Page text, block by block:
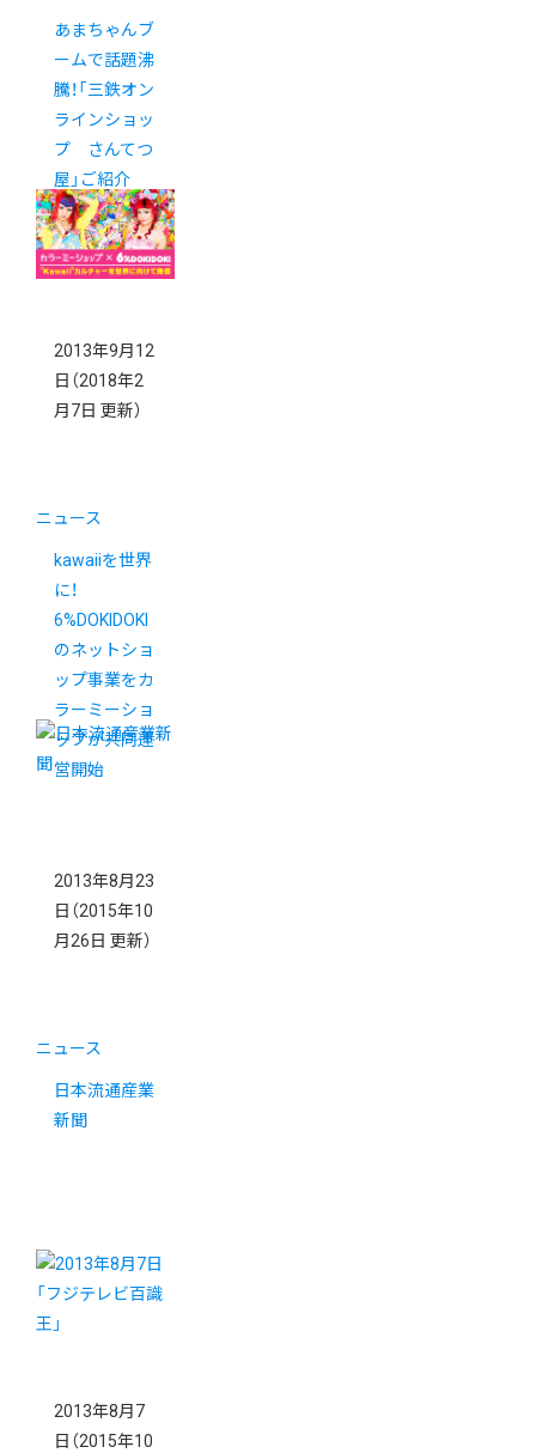
あまちゃんブ
ームで話題沸
騰！「三鉄オン
ラインショッ
プ さんてつ
屋」ご紹介
2013年9月12
日 （2018年2
月7日 更新）
ニュース
kawaiiを世界
に！
6%DOKIDOKI
のネットショ
ップ事業をカ
ラーミーショ
ップが共同運
営開始
2013年8月23
日 （2015年10
月26日 更新）
ニュース
日本流通産業
新聞
2013年8月7
日 （2015年10